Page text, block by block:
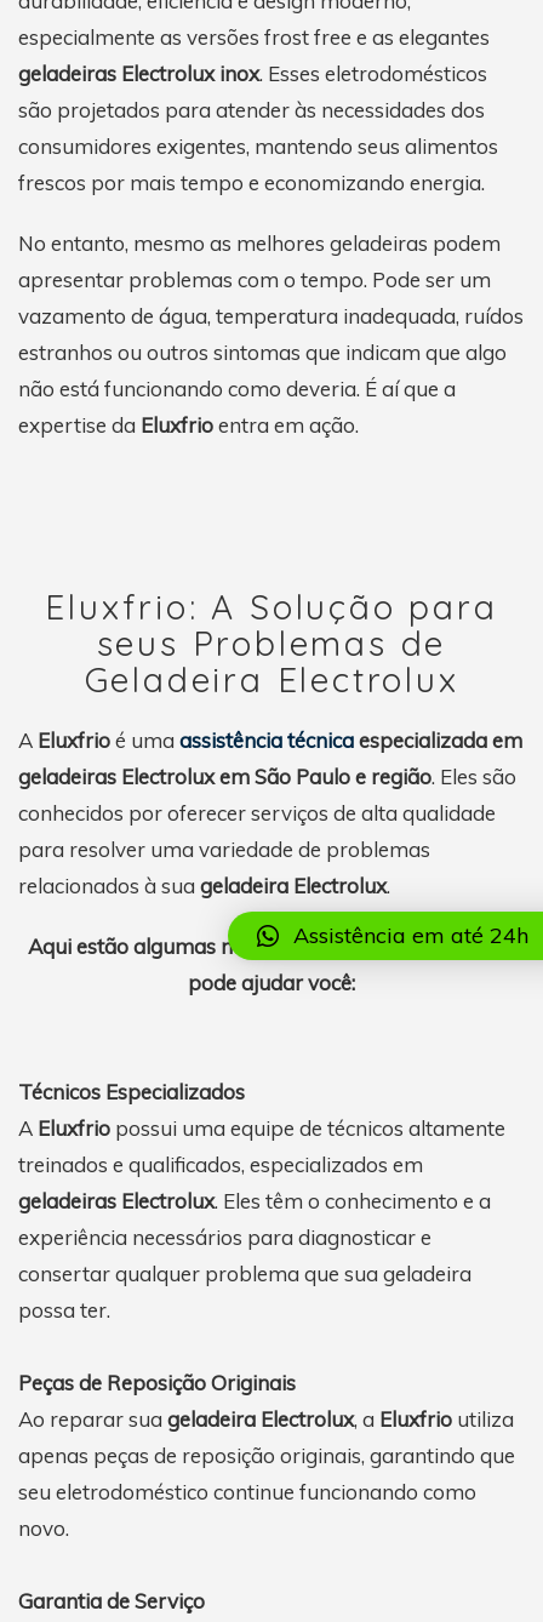
especialmente as versões frost free e as elegantes
geladeiras Electrolux inox. Esses eletrodomésticos
são projetados para atender às necessidades dos
consumidores exigentes, mantendo seus alimentos
frescos por mais tempo e economizando energia.
No entanto, mesmo as melhores geladeiras podem
apresentar problemas com o tempo. Pode ser um
vazamento de água, temperatura inadequada, ruídos
estranhos ou outros sintomas que indicam que algo
não está funcionando como deveria. É aí que a
expertise da Eluxfrioentra em ação.
Eluxfrio: A Solução para
seus Problemas de
Geladeira Electrolux
A Eluxfrioé uma assistência técnicaespecializada em
geladeiras Electrolux em São Paulo e região. Eles são
conhecidos por oferecer serviços de alta qualidade
para resolver uma variedade de problemas
relacionados à sua geladeira Electrolux.
Aqui estão algumas maneiras pelas quais a Eluxfrio
pode ajudar você:
Técnicos Especializados
A Eluxfrio possui uma equipe de técnicos altamente
treinados e qualificados, especializados em
geladeiras Electrolux. Eles têm o conhecimento e a
experiência necessários para diagnosticar e
consertar qualquer problema que sua geladeira
possa ter.
Peças de Reposição Originais
Ao reparar sua geladeira Electrolux, a Eluxfrio utiliza
apenas peças de reposição originais, garantindo que
seu eletrodoméstico continue funcionando como
novo.
Garantia de Serviço
Assistência em até 24h